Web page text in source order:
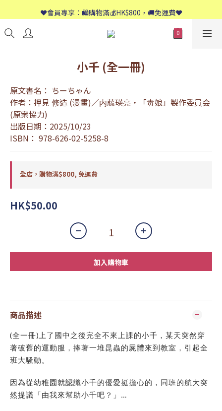
📱歡迎WhatsApp查詢：9558 8661
❤️會員專享：🛍購物滿💰HK$800，🚚免運費❤️
📱歡迎WhatsApp查詢：9558 8661
小千 (全一冊)
原文書名： ちーちゃん
作者：押見 修造 (漫畫)／内藤瑛亮・「毒娘」製作委員会
(原案協力)
出版日期：2025/10/23
ISBN： 978-626-02-5258-8
全店，購物滿$800, 免運費
HK$50.00
加入購物車
商品描述
(全一冊)上了國中之後完全不來上課的小千，某天突然穿
著破舊的運動服，捧著一堆昆蟲的屍體來到教室，引起全
班大騷動。
因為從幼稚園就認識小千的優愛挺擔心的，同班的航大突
然提議「由我來幫助小千吧？」…